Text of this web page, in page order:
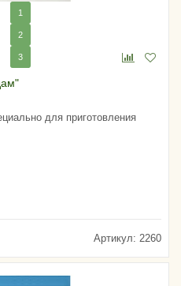
1
2
3
для приготовления
Артикул: 2260